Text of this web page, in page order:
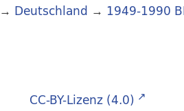
→ Deutschland → 1949-1990
CC-BY-Lizenz (4.0)